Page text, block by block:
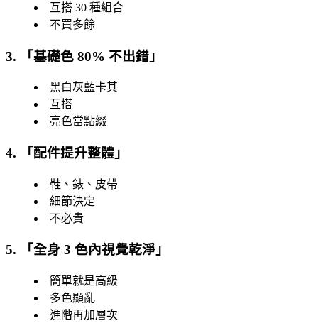
互搭 30 種組合
不買多餘
3. 「基礎色 80% 不出錯 」
黑白灰藍卡其
互搭
亮色當點綴
4. 「 配件提升整體 」
鞋、錶、皮帶
細節決定
不必貴
5. 「全身 3 色內視覺乾淨 」
簡單就是高級
多色顯亂
進階再加層次